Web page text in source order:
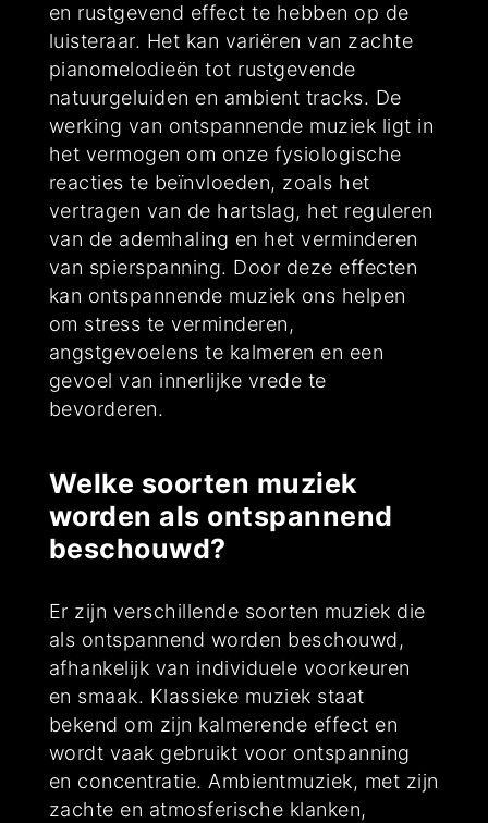
en rustgevend effect te hebben op de
luisteraar. Het kan variëren van zachte
pianomelodieën tot rustgevende
natuurgeluiden en ambient tracks. De
werking van ontspannende muziek ligt in
het vermogen om onze fysiologische
reacties te beïnvloeden, zoals het
vertragen van de hartslag, het reguleren
van de ademhaling en het verminderen
van spierspanning. Door deze effecten
kan ontspannende muziek ons helpen
om stress te verminderen,
angstgevoelens te kalmeren en een
gevoel van innerlijke vrede te
bevorderen.
Welke soorten muziek
worden als ontspannend
beschouwd?
Er zijn verschillende soorten muziek die
als ontspannend worden beschouwd,
afhankelijk van individuele voorkeuren
en smaak. Klassieke muziek staat
bekend om zijn kalmerende effect en
wordt vaak gebruikt voor ontspanning
en concentratie. Ambientmuziek, met zijn
zachte en atmosferische klanken,